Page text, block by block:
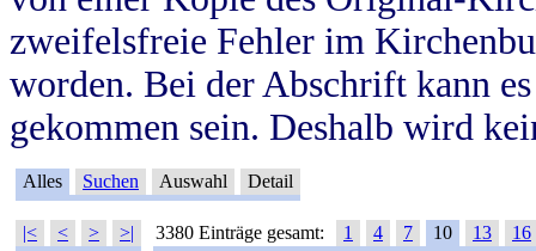
zweifelsfreie Fehler im
worden. Bei der Abschrift kann
gekommen sein. Deshalb wird
Alles Suchen Auswahl Detail
|< < > >| 3380 Einträge gesamt: 1 4 7 10 13
16